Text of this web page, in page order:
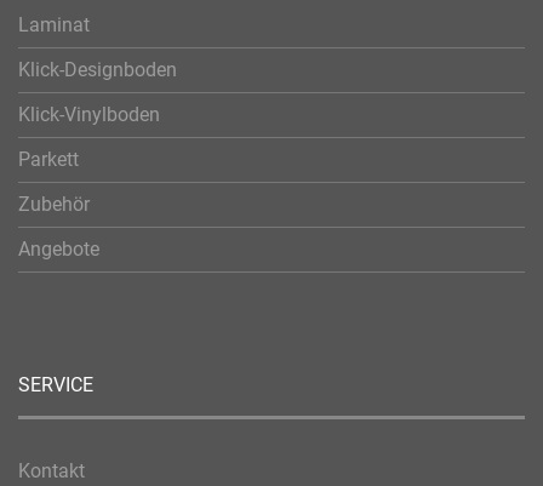
Laminat
Klick-Designboden
Klick-Vinylboden
Parkett
Zubehör
Angebote
SERVICE
Kontakt